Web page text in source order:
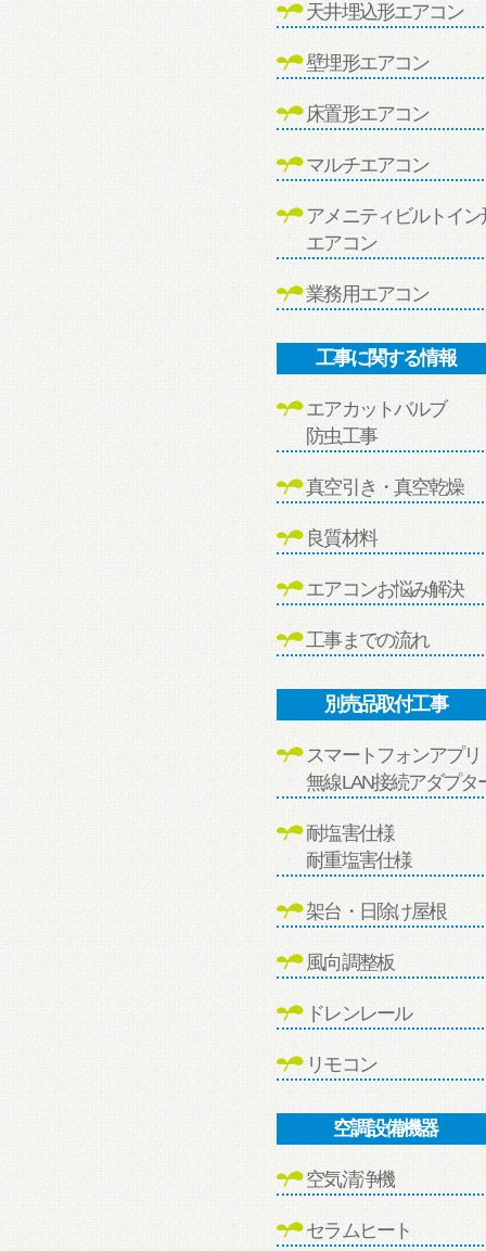
天井埋込形エアコン
壁埋形エアコン
床置形エアコン
マルチエアコン
アメニティビルトイン
エアコン
業務用エアコン
工事に関する情報
エアカットバルブ
防虫工事
真空引き・真空乾燥
良質材料
エアコンお悩み解決
工事までの流れ
別売品取付工事
スマートフォンアプリ
無線LAN接続アダプタ
耐塩害仕様
耐重塩害仕様
架台・日除け屋根
風向調整板
ドレンレール
リモコン
空調設備機器
空気清浄機
セラムヒート